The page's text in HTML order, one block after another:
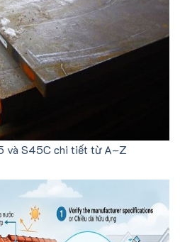
và S45C chi tiết từ A–Z